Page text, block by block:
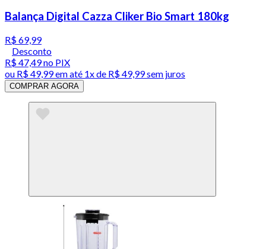
Balança Digital Cazza Cliker Bio Smart 180kg
R$ 69,99
Desconto
R$ 47,49no PIX
ou R$ 49,99em até 1x de R$ 49,99sem juros
COMPRAR AGORA